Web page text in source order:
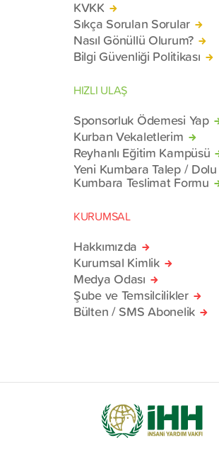
KVKK
Sıkça Sorulan Sorular
Nasıl Gönüllü Olurum?
Bilgi Güvenliği Politikası
HIZLI ULAŞ
Sponsorluk Ödemesi Yap
Kurban Vekaletlerim
Reyhanlı Eğitim Kampüsü
Yeni Kumbara Talep / Dolu
Kumbara Teslimat Formu
KURUMSAL
Hakkımızda
Kurumsal Kimlik
Medya Odası
Şube ve Temsilcilikler
Bülten / SMS Abonelik